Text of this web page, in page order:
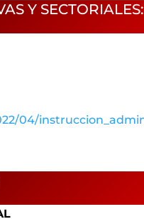
Y SECTORIALES:
04/